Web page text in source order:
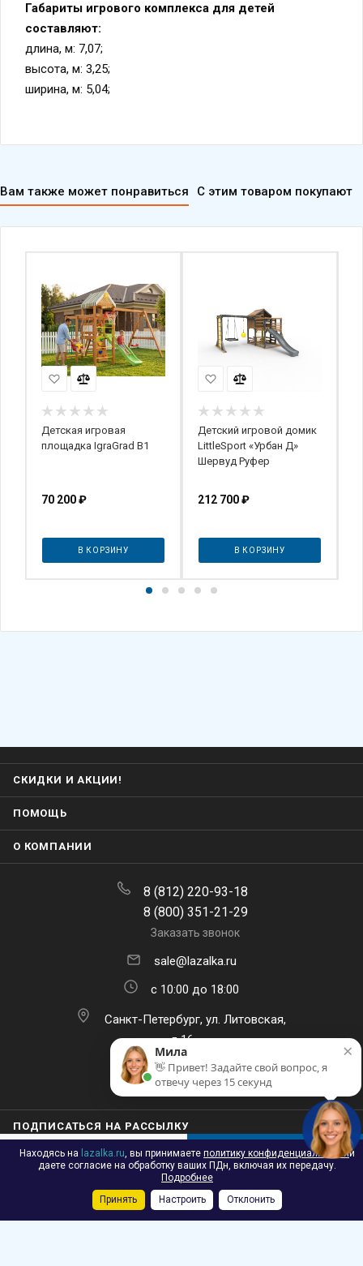
В КОРЗИНУ
Габариты игрового комплекса для детей
составляют:
длина, м: 7,07;
высота, м: 3,25;
ширина, м: 5,04;
Вам также может понравиться С этим товаром покупают
Детская игровая
площадка IgraGrad В1
70 200₽
В КОРЗИНУ
Детский игровой домик
LittleSport «Урбан Д»
Шервуд Руфер
212 700₽
В КОРЗИНУ
СКИДКИ И АКЦИИ!
ПОМОЩЬ
О КОМПАНИИ
8 (812) 220-93-18
8 (800) 351-21-29
Заказать звонок
sale@lazalka.ru
с 10:00 до 18:00
Санкт-Петербург, ул. Литовская,
д.16
ПОДПИСАТЬСЯ НА РАССЫЛКУ
2026 © Лазалка - интернет-магазин детских спортивных товаров в
Находясь на lazalka.ru, вы принимаете политику конфиденциальностии
даете согласие на обработку ваших ПДн, включая их передачу.
Подробнее
Принять
Настроить Отклонить
×
Мила
👋 Привет! Задайте свой вопрос, я
отвечу через 15 секунд
Акции Корзина Контакты Сравнение